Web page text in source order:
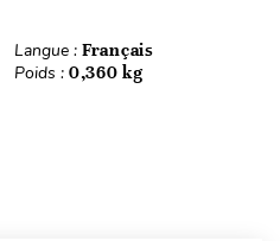
Langue : Français
Poids : 0,360 kg